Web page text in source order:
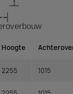
Hoogte
2255 1015